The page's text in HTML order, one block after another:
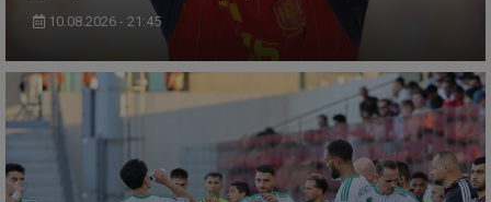
10.08.2026 - 21:45